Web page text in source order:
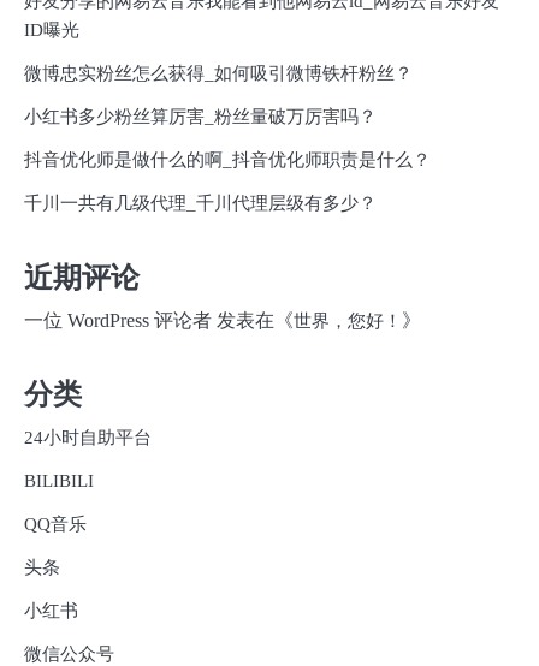
ID曝光
微博忠实粉丝怎么获得_如何吸引微博铁杆粉丝？
小红书多少粉丝算厉害_粉丝量破万厉害吗？
抖音优化师是做什么的啊_抖音优化师职责是什么？
千川一共有几级代理_千川代理层级有多少？
近期评论
一位 WordPress 评论者 发表在《世界，您好！ 》
分类
24小时自助平台
BILIBILI
QQ音乐
头条
小红书
微信公众号